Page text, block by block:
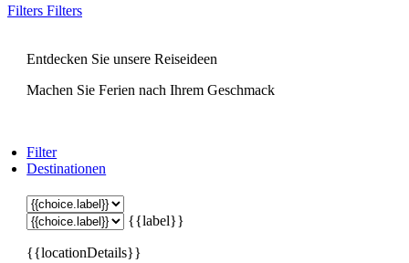
Filters Filters
Entdecken Sie unsere Reiseideen
Machen Sie Ferien nach Ihrem Geschmack
Filter
Destinationen
{{label}}
{{locationDetails}}